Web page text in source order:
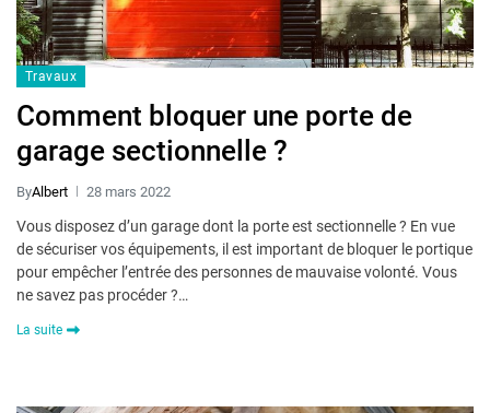
Travaux
Comment bloquer une porte de
garage sectionnelle ?
ByAlbert 28 mars 2022
Vous disposez d’un garage dont la porte est sectionnelle ? En vue
de sécuriser vos équipements, il est important de bloquer le portique
pour empêcher l’entrée des personnes de mauvaise volonté. Vous
ne savez pas procéder ?…
La suite